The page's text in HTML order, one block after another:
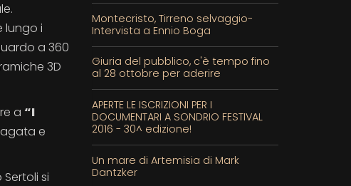
lungo i
a 360
3D
a “I
e
si
Montecristo, Tirreno selvaggio-
Intervista a Ennio Boga
Giuria del pubblico, c'è tempo fino
al 28 ottobre per aderire
APERTE LE ISCRIZIONI PER I
DOCUMENTARI A SONDRIO FESTIVAL
2016 - 30^ edizione!
Un mare di Artemisia di Mark
Dantzker